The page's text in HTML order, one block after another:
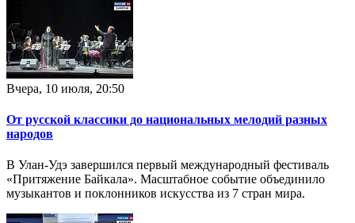
Вчера, 10 июля, 20:50
От русской классики до национальных мелодий разных
народов
В Улан-Удэ завершился первый международный фестиваль
«Притяжение Байкала». Масштабное событие объединило
музыкантов и поклонников искусства из 7 стран мира.